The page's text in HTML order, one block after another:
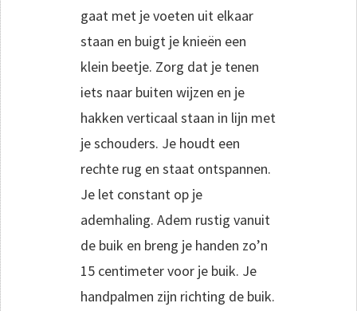
gaat met je voeten uit elkaar
staan en buigt je knieën een
klein beetje. Zorg dat je tenen
iets naar buiten wijzen en je
hakken verticaal staan in lijn met
je schouders. Je houdt een
rechte rug en staat ontspannen.
Je let constant op je
ademhaling. Adem rustig vanuit
de buik en breng je handen zo’n
15 centimeter voor je buik. Je
handpalmen zijn richting de buik.